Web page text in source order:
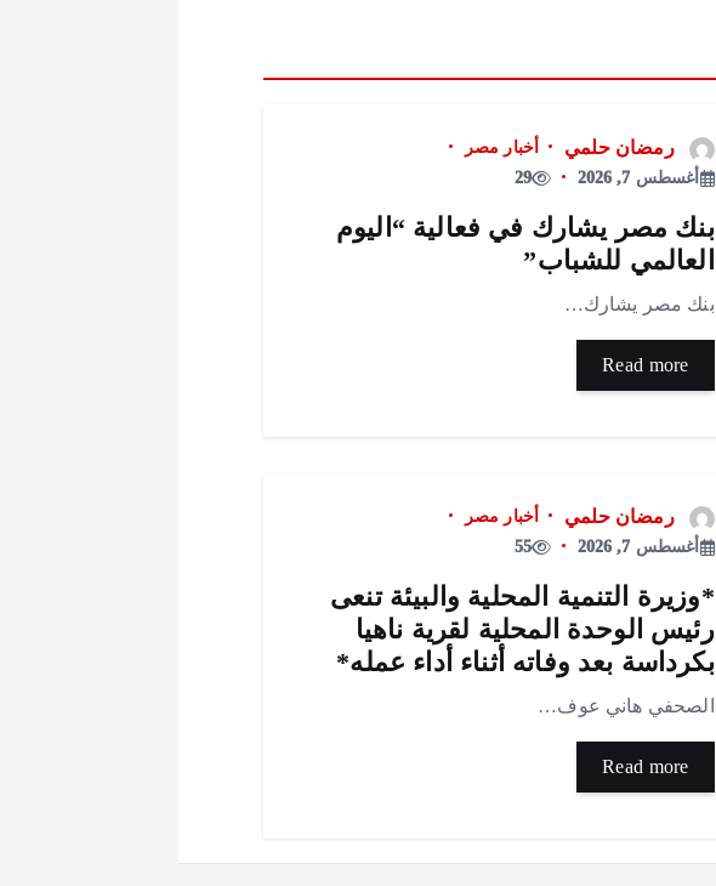
رمضان حلمي
أخبار مصر
أغسطس 7, 2026
29
بنك مصر يشارك في فعالية “اليوم
العالمي للشباب”
بنك مصر يشارك…
Read more
رمضان حلمي
أخبار مصر
أغسطس 7, 2026
55
*وزيرة التنمية المحلية والبيئة تنعى
رئيس الوحدة المحلية لقرية ناهيا
بكرداسة بعد وفاته أثناء أداء عمله*
الصحفي هاني عوف…
Read more